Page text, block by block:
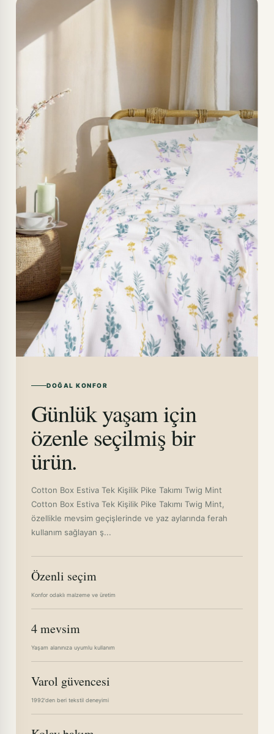
DOĞAL KONFOR
Günlük yaşam için
özenle seçilmiş bir
ürün.
Cotton Box Estiva Tek Kişilik Pike Takımı Twig Mint
Cotton Box Estiva Tek Kişilik Pike Takımı Twig Mint,
özellikle mevsim geçişlerinde ve yaz aylarında ferah
kullanım sağlayan ş...
Özenli seçim
Konfor odaklı malzeme ve üretim
4 mevsim
Yaşam alanınıza uyumlu kullanım
Varol güvencesi
1992'den beri tekstil deneyimi